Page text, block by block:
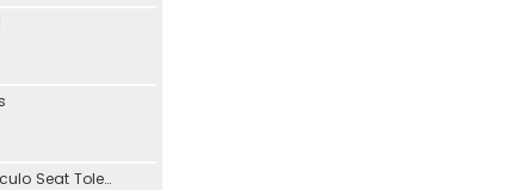
Interesante blog y artículo Seat Toledo 1L